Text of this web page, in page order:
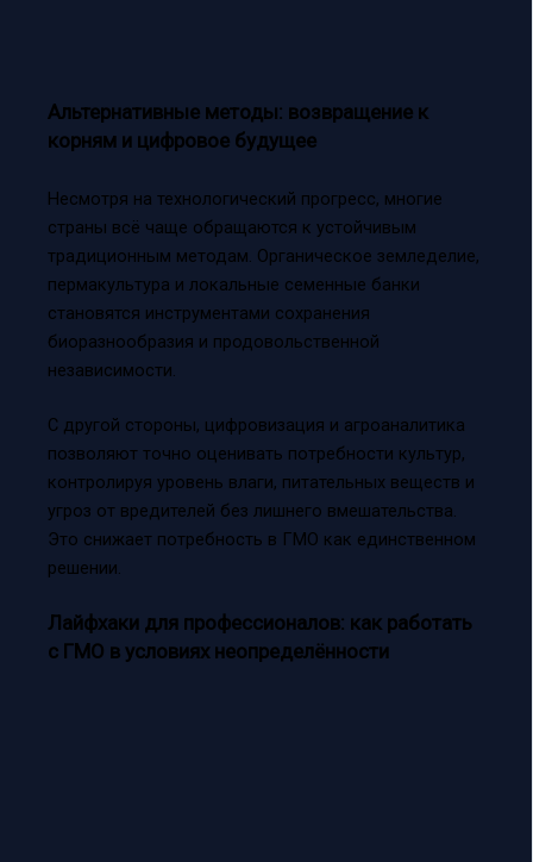
Альтернативные методы: возвращение к
корням и цифровое будущее
Несмотря на технологический прогресс, многие
страны всё чаще обращаются к устойчивым
традиционным методам. Органическое земледелие,
пермакультура и локальные семенные банки
становятся инструментами сохранения
биоразнообразия и продовольственной
независимости.
С другой стороны, цифровизация и агроаналитика
позволяют точно оценивать потребности культур,
контролируя уровень влаги, питательных веществ и
угроз от вредителей без лишнего вмешательства.
Это снижает потребность в ГМО как единственном
решении.
Лайфхаки для профессионалов: как работать
с ГМО в условиях неопределённости